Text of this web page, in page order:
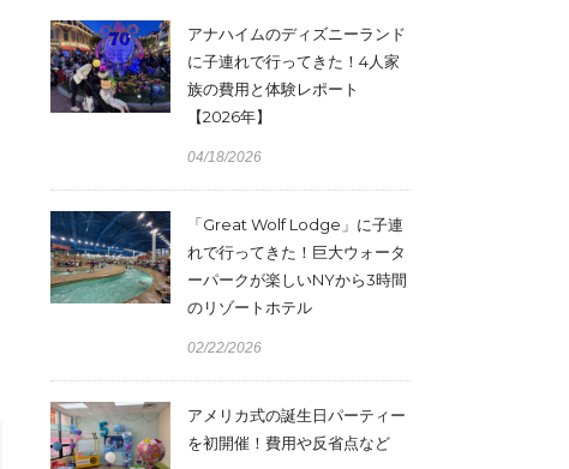
アナハイムのディズニーランド
に子連れで行ってきた！4人家
族の費用と体験レポート
【2026年】
04/18/2026
「Great Wolf Lodge」に子連
れで行ってきた！巨大ウォータ
ーパークが楽しいNYから3時間
のリゾートホテル
02/22/2026
アメリカ式の誕生日パーティー
を初開催！費用や反省点など